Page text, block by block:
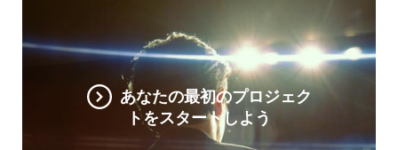
あなたの最初のプロジェク
トをスタートしよう